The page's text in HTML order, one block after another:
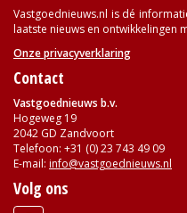
Vastgoednieuws.nl is dé
laatste nieuws en ontwikkelingen
Onze privacyverklaring
Contact
Vastgoednieuws b.v.
Hogeweg 19
2042 GD Zandvoort
Telefoon: +31 (0) 23 743 49 09
E-mail: info@vastgoednieuws.nl
Volg ons